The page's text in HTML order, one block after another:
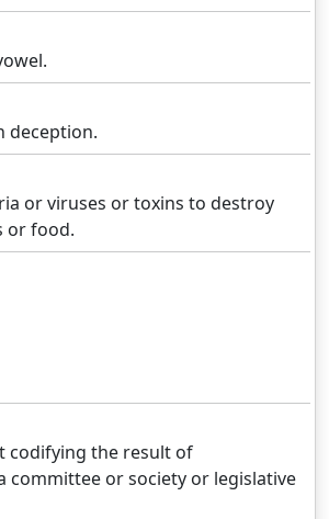
deception.
or viruses or toxins to destroy
or food.
codifying the result of
committee or society or legislative